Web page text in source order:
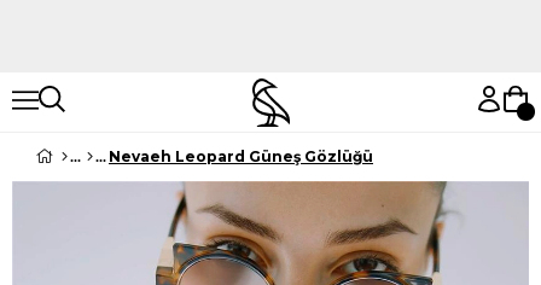
Nevaeh Leopard Güneş Gözlüğü